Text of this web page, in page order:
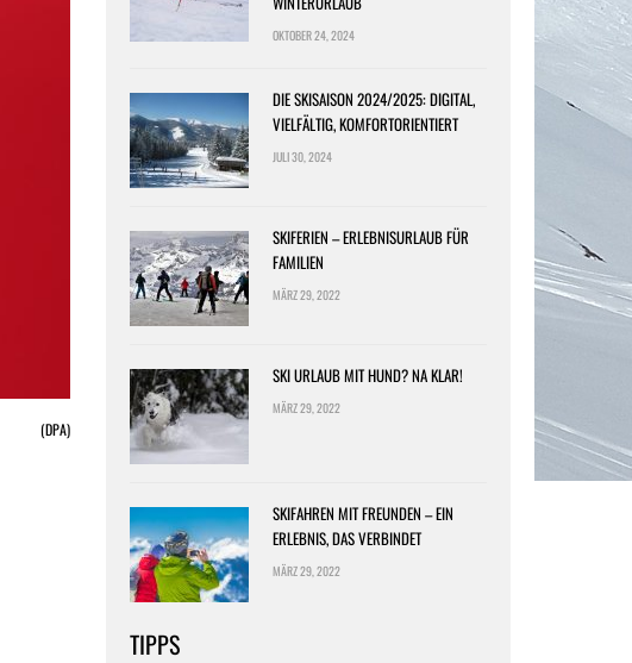
(DPA)
OKTOBER 24, 2024
DIE SKISAISON 2024/2025: DIGITAL,
VIELFÄLTIG, KOMFORTORIENTIERT
JULI 30, 2024
SKIFERIEN – ERLEBNISURLAUB FÜR
FAMILIEN
MÄRZ 29, 2022
SKI URLAUB MIT HUND? NA KLAR!
MÄRZ 29, 2022
SKIFAHREN MIT FREUNDEN – EIN
ERLEBNIS, DAS VERBINDET
MÄRZ 29, 2022
TIPPS